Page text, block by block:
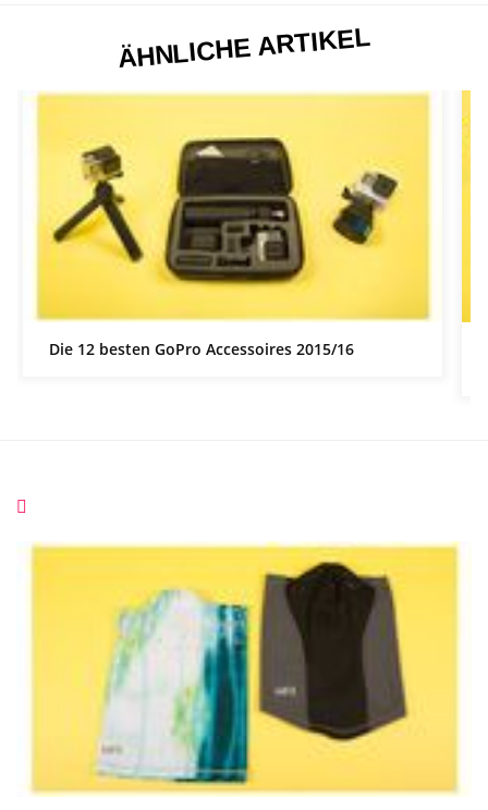
ÄHNLICHE ARTIKEL
Die 12 besten GoPro Accessoires 2015/16